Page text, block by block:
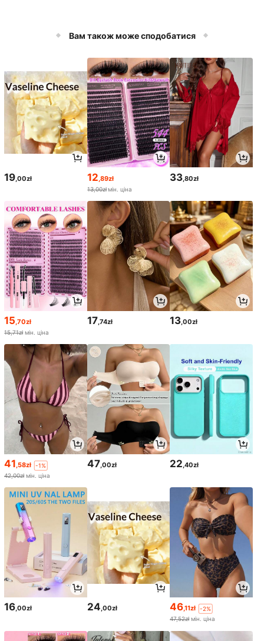
Вам також може сподобатися
19 ,00zł 12 ,89zł
13,00złмін. ціна
33 ,80zł
15,70zł
15,71zł мін. ціна
17,74zł 13,00zł
41,58zł
-1%
42,00zł мін. ціна
47,00zł 22,40zł
16,00zł 24,00zł 46,11zł
-2%
47,52zł мін. ціна